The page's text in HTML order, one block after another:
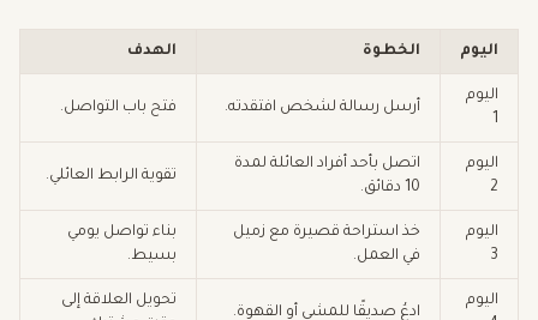
اليوم الخطوة الهدف
اليوم
1
أرسل رسالة لشخص افتقدته. فتح باب التواصل.
اليوم
2
اتصل بأحد أفراد العائلة لمدة
10 دقائق.
تقوية الرابط العائلي.
اليوم
3
خذ استراحة قصيرة مع زميل
في العمل.
بناء تواصل يومي
بسيط.
اليوم
ادعُ صديقًا للمشي أو القهوة.
تحويل العلاقة إلى